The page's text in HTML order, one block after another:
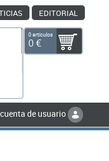
EDITORIAL
0 artículos
0 €
de usuario